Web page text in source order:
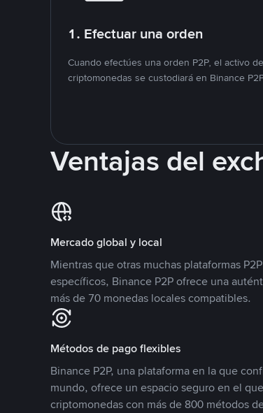
1. Efectuar una orden
Cuando efectúes una orden P2P, el activo de
criptomonedas se custodiará en Binance
Ventajas del
Mercado global y local
Mientras que otras muchas plataformas
específicos, Binance P2P ofrece una
más de 70 monedas locales compatibles.
Métodos de pago flexibles
Binance P2P, una plataforma en la que
mundo, ofrece un espacio seguro en el
criptomonedas con más de 800 métodos